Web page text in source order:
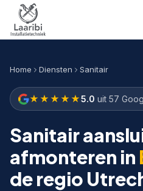
Home Diensten Sanitair
★★★★★5.0 uit 57
Sanitair
afmonteren in
de regio